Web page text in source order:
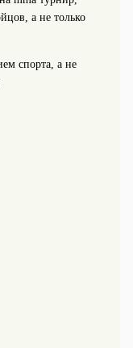
а не только
спорта, а не